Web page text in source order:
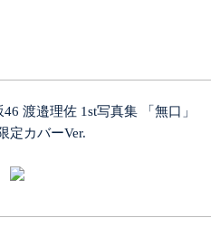
渡邉理佐 1st写真集 「無口」
定カバーVer.